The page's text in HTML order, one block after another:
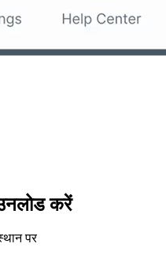
करें
पर